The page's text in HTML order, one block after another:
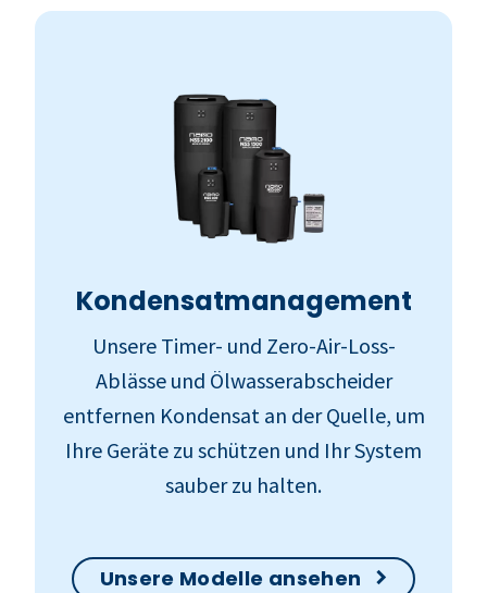
Kondensatmanagement
Unsere Timer- und Zero-Air-Loss-
Ablässe und Ölwasserabscheider
entfernen Kondensat an der Quelle, um
Ihre Geräte zu schützen und Ihr System
sauber zu halten.
Unsere Modelle ansehen